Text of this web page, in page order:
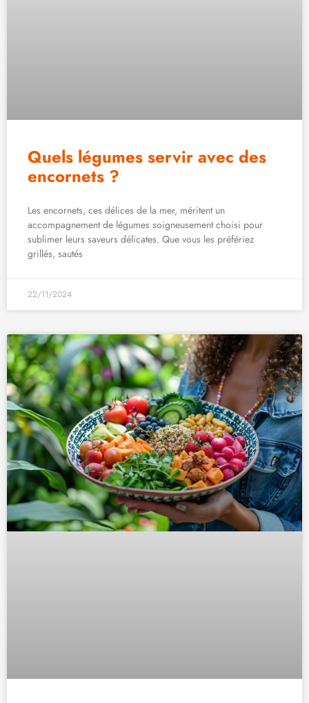
Quels légumes servir avec des
encornets ?
Les encornets, ces délices de la mer, méritent un
accompagnement de légumes soigneusement choisi pour
sublimer leurs saveurs délicates. Que vous les préfériez
grillés, sautés
22/11/2024